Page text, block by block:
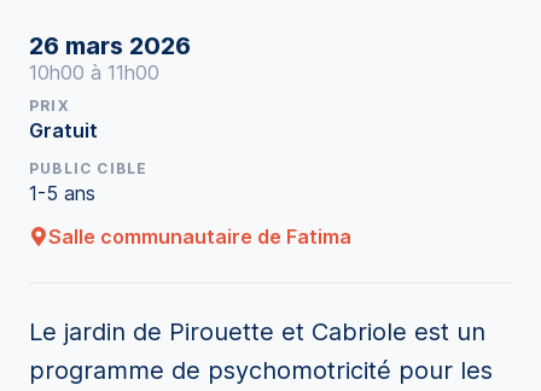
26 mars 2026
10h00 à 11h00
PRIX
Gratuit
PUBLIC CIBLE
1-5 ans
Salle communautaire de Fatima
Le jardin de Pirouette et Cabriole est un
programme de psychomotricité pour les